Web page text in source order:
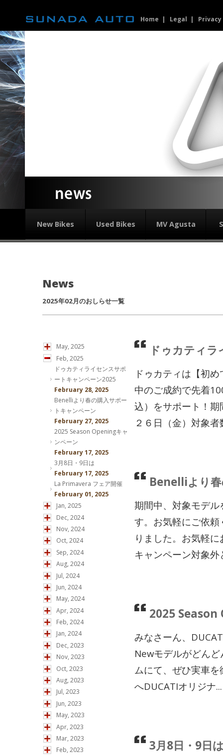
Home Legal
New Bikes Used Bikes MV Agusta
News
2025年02月のおしらせ一覧
May, 2025
Feb, 2025
ドゥカティライセンスサポ
ートキャンペーン2025
February 28, 2025
Benelliより春の購入サポー
トキャンペーン
February 27, 2025
2025 Season Openingキャ
ンペーン
February 17, 2025
3月8日・9日は
February 17, 2025
La Primavera フェア開催
February 01, 2025
Jan, 2025
Dec, 2024
Nov, 2024
Oct, 2024
Sep, 2024
Aug, 2024
Jul, 2024
Jun, 2024
May, 2024
Apr, 2024
Feb, 2024
Jan, 2024
Dec, 2023
Nov, 2023
Oct, 2023
Aug, 2023
Jul, 2023
Jun, 2023
May, 2023
Apr, 2023
Mar, 2023
Feb, 2023
ドゥカティ
ドゥカティは【初
中のご成約で先着
込）をサポート！
２６日（金）対象
Benelliより
期間中、対象モデ
す。お気軽にご依
りました。お気軽
キャンペーン対象
2025 Season
みなさーん、
Newモデルがどん
ムにて、ぜひ実車
へDUCATIオリジナ...
3月8日・9日